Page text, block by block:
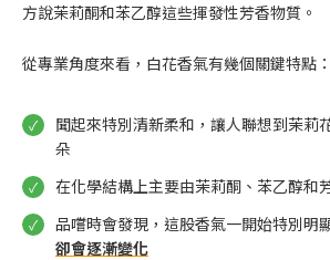
方說茉莉酮和苯乙醇這些揮發性芳香物質。
從專業角度來看，白花香氣有幾個關鍵特點：
聞起來特別清新柔和，讓人聯想到茉莉
朵
在化學結構上主要由茉莉酮、苯乙醇和
品嚐時會發現，這股香氣一開始特別明
卻會逐漸變化